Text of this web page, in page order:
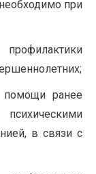
при
помощи ранее
в связи с